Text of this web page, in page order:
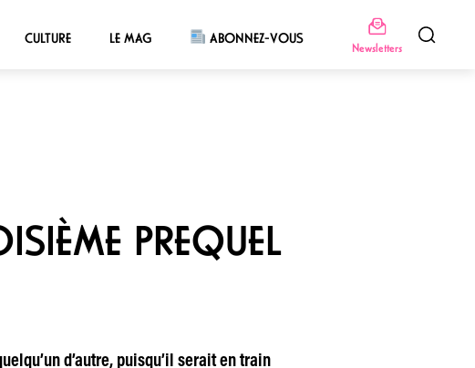
CULTURE LE MAG ABONNEZ-VOUS
Newsletters
PREQUEL
d’autre, puisqu’il serait en train